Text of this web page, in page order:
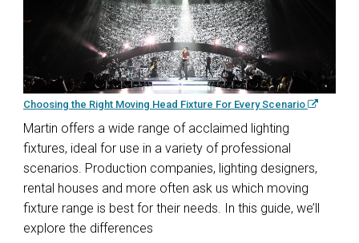
Choosing the Right Moving Head Fixture For Every Scenario
Martin offers a wide range of acclaimed lighting
fixtures, ideal for use in a variety of professional
scenarios. Production companies, lighting designers,
rental houses and more often ask us which moving
fixture range is best for their needs. In this guide, we’ll
explore the differences